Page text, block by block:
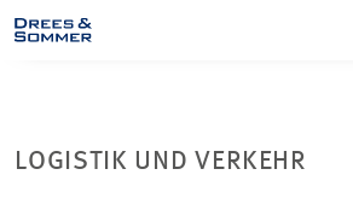
LOGISTIK UND VERKEHR